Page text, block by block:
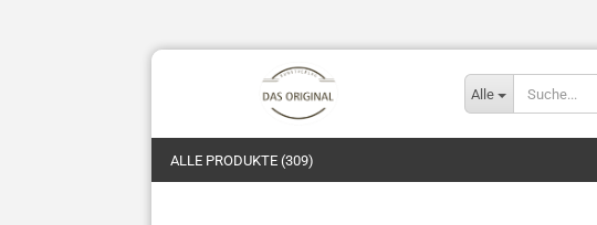
Alle
ALLE PRODUKTE (309)